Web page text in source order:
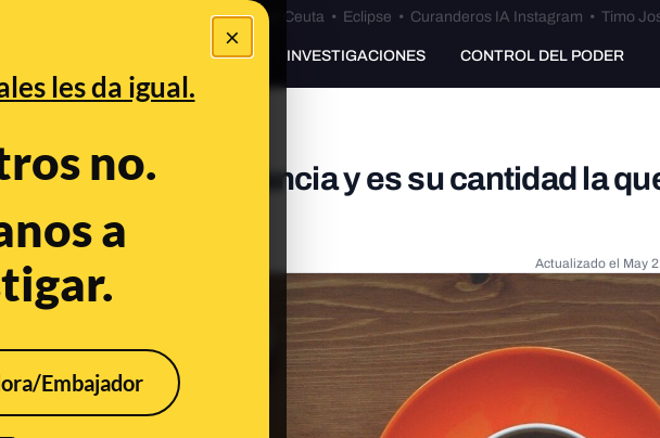
×
les da igual.
no.
a
Embajador
Especial Ceuta•Bulos Ceuta • Eclipse • Curanderos IA Instagram • Timo
PREBUNKING INVESTIGACIONES CONTROL DEL PODER
son la misma sustancia y es su cantidad la
una bebida
Actualizado el May